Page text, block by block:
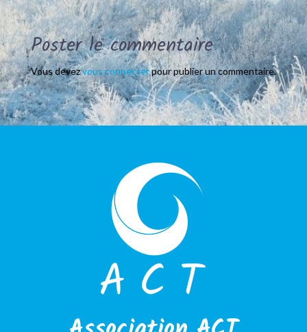
Poster le commentaire
Vous devezvous connecterpour publier un commentaire.